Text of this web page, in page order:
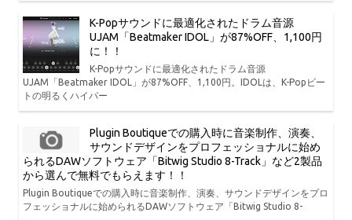
K-Popサウンドに最適化されたドラム音源
UJAM「Beatmaker IDOL」が87%OFF、1,100円
に！！
K-Popサウンドに最適化されたドラム音源
UJAM「Beatmaker IDOL」が87%OFF、1,100円。IDOLは、K-Popビー
トの明るくハイパー
Plugin Boutiqueでの購入時に音楽制作、演奏、
サウンドデザインをプロフェッショナルに始め
られるDAWソフトウェア「Bitwig Studio 8-Track」など2製品
から選んで無料でもらえます！！
Plugin Boutiqueでの購入時に音楽制作、演奏、サウンドデザインをプロ
フェッショナルに始められるDAWソフトウェア「Bitwig Studio 8-